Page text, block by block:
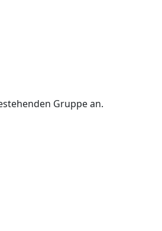
Gruppe an.